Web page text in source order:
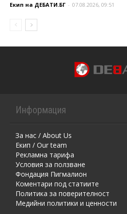
Екип на ДЕБАТИ.БГ - 07.08.2026, 09:51
Информация
За нас / About Us
Екип / Our team
Рекламна тарифа
Условия за ползване
Фондация Пигмалион
Kоментaри под статиите
Политика за поверителност
Медийни политики и ценности